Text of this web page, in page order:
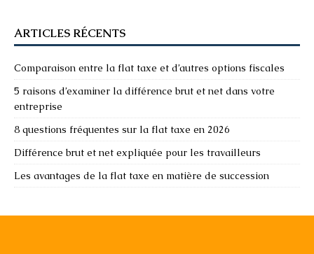
ARTICLES RÉCENTS
Comparaison entre la flat taxe et d’autres options fiscales
5 raisons d’examiner la différence brut et net dans votre
entreprise
8 questions fréquentes sur la flat taxe en 2026
Différence brut et net expliquée pour les travailleurs
Les avantages de la flat taxe en matière de succession